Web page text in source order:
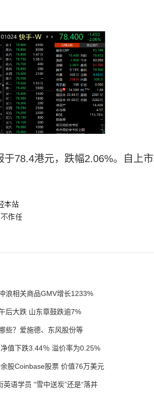
78.4港元，跌幅2.06%。自上市
浪相关商品GMV增长1233%
后大跌 山东章鼓跌逾7%
些？爱施德、东风股份等
值下跌3.44％ 溢价率为0.25%
股Coinbase股票 价值76万美元
语学员 “雪中送炭”还是“落井